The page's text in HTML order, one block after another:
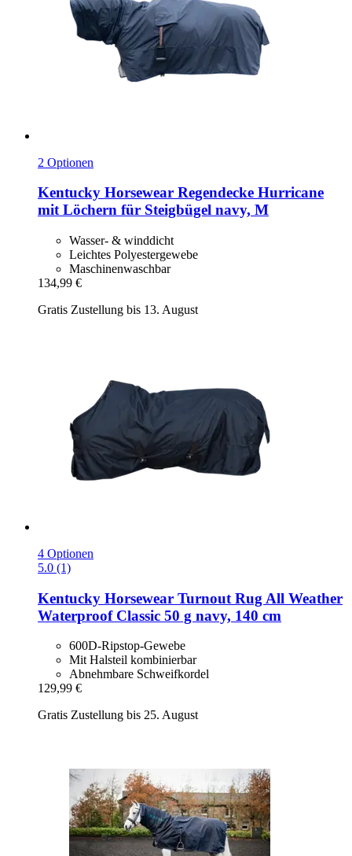
2 Optionen
Kentucky Horsewear Regendecke Hurricane
mit Löchern für Steigbügel navy, M
Wasser- & winddicht
Leichtes Polyestergewebe
Maschinenwaschbar
134,99 €
Gratis Zustellung bis 13. August
4 Optionen
5.0 (1)
Kentucky Horsewear Turnout Rug All Weather
Waterproof Classic 50 g navy, 140 cm
600D-Ripstop-Gewebe
Mit Halsteil kombinierbar
Abnehmbare Schweifkordel
129,99 €
Gratis Zustellung bis 25. August